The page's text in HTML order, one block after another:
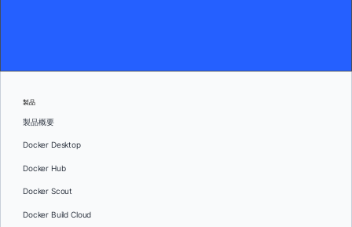
製品
製品概要
Docker Desktop
Docker Hub
Docker Scout
Docker Build Cloud